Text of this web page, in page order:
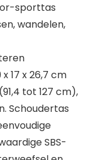
sporttas
wandelen,
17 x 26,7 cm
tot 127 cm),
Schoudertas
SBS-